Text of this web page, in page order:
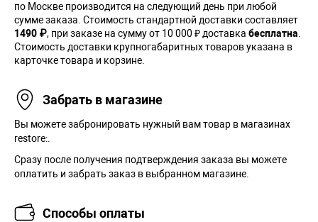
по Москве производится на следующий день при любой
сумме заказа. Cтоимость стандартной доставки составляет
1490 ₽, при заказе на сумму от 10 000 ₽ доставка бесплатна
Стоимость доставки крупногабаритных товаров указана в
карточке товара и корзине.
Забрать в магазине
Вы можете забронировать нужный вам товар в магазинах
restore:.
Сразу после получения подтверждения заказа вы можете
оплатить и забрать заказ в выбранном магазине.
Способы оплаты